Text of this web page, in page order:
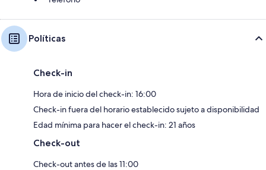
Políticas
Check-in
Hora de inicio del check-in: 16:00
Check-in fuera del horario establecido sujeto a disponibilidad
Edad mínima para hacer el check-in: 21 años
Check-out
Check-out antes de las 11:00